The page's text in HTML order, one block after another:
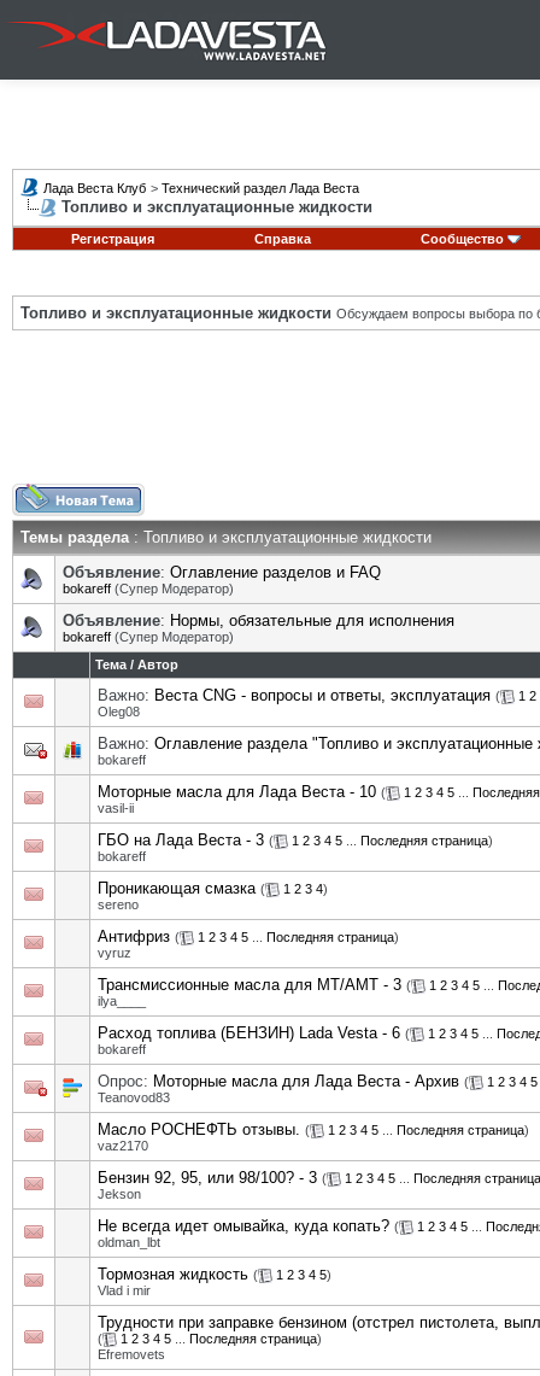
Лада Веста Клуб > Технический раздел Лада Веста
Топливо и эксплуатационные жидкости
Регистрация Справка Сообщество
Топливо и эксплуатационные жидкости Обсуждаем вопросы выбора по
Темы раздела: Топливо и эксплуатационные жидкости
Объявление: Оглавление разделов и FAQ
bokareff (Супер Модератор)
Объявление: Нормы, обязательные для исполнения
bokareff (Супер Модератор)
Тема / Автор
Важно: Веста CNG - вопросы и ответы, эксплуатация ( 1 2
Oleg08
Важно: Оглавление раздела "Топливо и эксплуатационные
bokareff
Моторные масла для Лада Веста - 10 ( 1 2 3 4 5
vasil-ii
ГБО на Лада Веста - 3 ( 1 2 3 4 5 Последняя страница)
bokareff
Проникающая смазка ( 1 2 3 4)
sereno
Антифриз ( 1 2 3 4 5 Последняя страница)
vyruz
Трансмиссионные масла для MT/АМТ - 3 ( 1 2 3 4 5
ilya____
Расход топлива (БЕНЗИН) Lada Vesta - 6 ( 1 2 3 4 5
bokareff
Опрос: Моторные масла для Лада Веста - Архив ( 1 2 3 4 5
Teanovod83
Масло РОСНЕФТЬ отзывы. ( 1 2 3 4 5 Последняя страница)
vaz2170
Бензин 92, 95, или 98/100? - 3 ( 1 2 3 4 5
Последняя страница
Jekson
Не всегда идет омывайка, куда копать? ( 1 2 3 4 5
oldman_lbt
Тормозная жидкость ( 1 2 3 4 5)
Vlad i mir
Трудности при заправке бензином (отстрел пистолета,
( 1 2 3 4 5 Последняя страница)
Efremovets